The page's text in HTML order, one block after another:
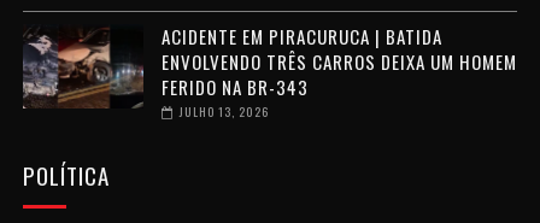
ACIDENTE EM PIRACURUCA | BATIDA
ENVOLVENDO TRÊS CARROS DEIXA UM HOMEM
FERIDO NA BR-343
JULHO 13, 2026
POLÍTICA